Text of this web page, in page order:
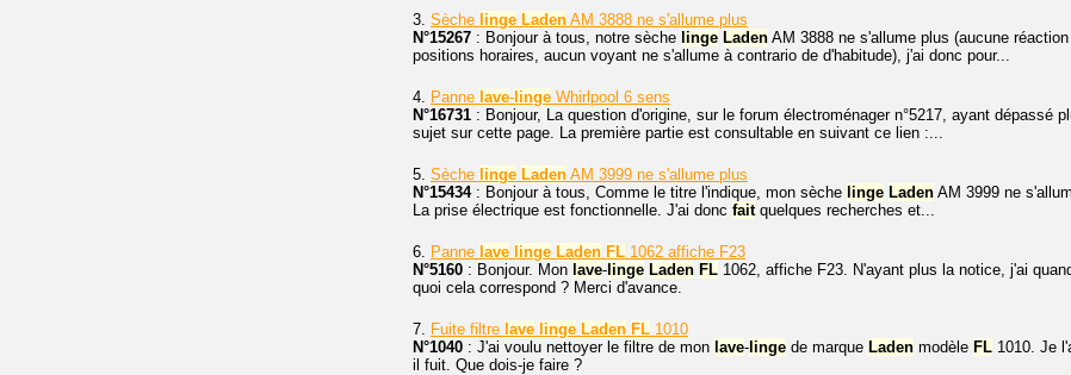
3. Sèche linge Laden AM 3888 ne s'allume plus
N°15267 : Bonjour à tous, notre sèche linge Laden AM 3888 ne s'allume plus (aucune
positions horaires, aucun voyant ne s'allume à contrario de d'habitude), j'ai donc pour...
4. Panne lave- linge Whirlpool 6 sens
N°16731 : Bonjour, La question d'origine, sur le forum électroménager n°5217, ayant dépassé
sujet sur cette page. La première partie est consultable en suivant ce lien :...
5. Sèche linge Laden AM 3999 ne s'allume plus
N°15434: Bonjour à tous, Comme le titre l'indique, mon sèche linge Laden AM 3999 ne
La prise électrique est fonctionnelle. J'ai donc faitquelques recherches et...
6. Panne lave linge Laden FL 1062 affiche F23
N°5160 : Bonjour. Mon lave- linge Laden FL 1062, affiche F23. N'ayant plus la notice, j'ai
quoi cela correspond ? Merci d'avance.
7. Fuite filtre lave linge Laden FL 1010
N°1040 : J'ai voulu nettoyer le filtre de mon lave- linge de marque Laden modèle FL 1010. Je
il fuit. Que dois-je faire ?